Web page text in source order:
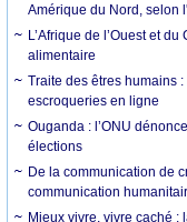
Amérique du Nord, selon
L’Afrique de l’Ouest et
alimentaire
Traite des êtres humains
escroqueries en ligne
Ouganda : l’ONU
élections
De la communication de
communication
Mieux vivre, vivre caché :